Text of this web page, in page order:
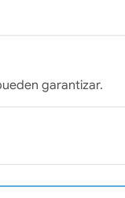
garantizar.